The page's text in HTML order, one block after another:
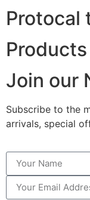
Protocal
Join our
Subscribe to the
arrivals, special